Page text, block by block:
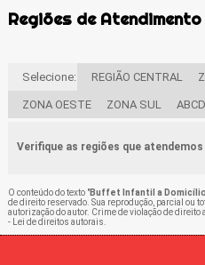
Regiões de Atendimento
Selecione: REGIÃO CENTRAL
ZONA OESTE ZONA SUL ABCD
Verifique as regiões que atendemos
O conteúdo do texto "Buffet Infantil a Domicílio
de direito reservado. Sua reprodução, parcial ou
autorização do autor. Crime de violação de
- Lei de direitos autorais